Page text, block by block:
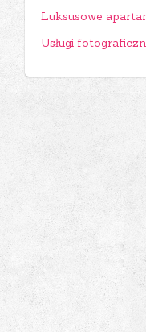
Luksusowe
Usługi